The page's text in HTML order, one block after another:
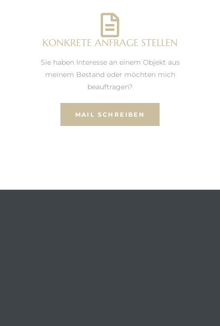
KONKRETE ANFRAGE STELLEN
Sie haben Interesse an einem Objekt aus
meinem Bestand oder möchten mich
beauftragen?
MAIL SCHREIBEN